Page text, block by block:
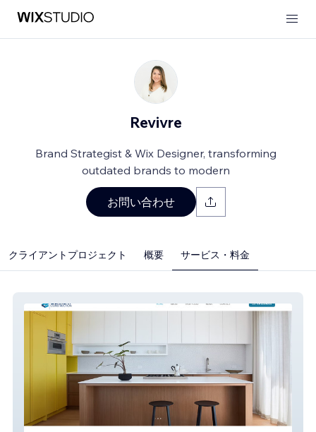
Revivre
Brand Strategist & Wix Designer, transforming
outdated brands to modern
お問い合わせ
クライアントプロジェクト 概要 サービス・料金